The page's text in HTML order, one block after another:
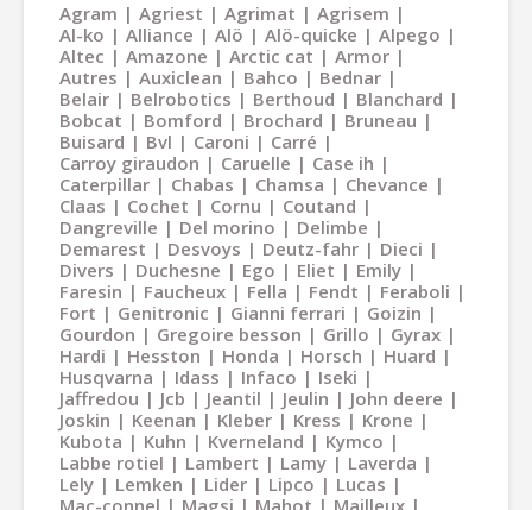
Agram Agriest Agrimat
Agrisem
Al-ko
Alliance Alö Alö-quicke
Alpego
Altec
Amazone Arctic cat
Armor
Autres
Auxiclean Bahco
Bednar
Belair
Belrobotics Berthoud
Blanchard
Bobcat
Bomford Brochard
Bruneau
Buisard
Bvl Caroni
Carré
Carroy giraudon
Caruelle
Case ih
Caterpillar
Chabas Chamsa
Chevance
Claas
Cochet Cornu
Coutand
Dangreville
Del morino
Delimbe
Demarest
Desvoys Deutz-fahr
Dieci
Divers
Duchesne Ego Eliet
Emily
Faresin
Faucheux Fella Fendt
Feraboli
Fort
Genitronic Gianni ferrari
Goizin
Gourdon
Gregoire besson Grillo
Gyrax
Hardi
Hesston Honda Horsch
Huard
Husqvarna
Idass Infaco
Iseki
Jaffredou
Jcb Jeantil Jeulin
John deere
Joskin
Keenan Kleber Kress
Krone
Kubota
Kuhn Kverneland
Kymco
Labbe rotiel
Lambert Lamy
Laverda
Lely
Lemken Lider Lipco
Lucas
Mac-connel
Magsi Mahot
Mailleux